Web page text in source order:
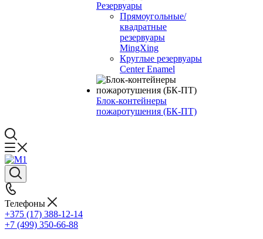
Резервуары
Прямоугольные/
квадратные
резервуары
MingXing
Круглые резервуары
Center Enamel
Блок-контейнеры
пожаротушения (БК-ПТ)
Телефоны
+375 (17) 388-12-14
+7 (499) 350-66-88